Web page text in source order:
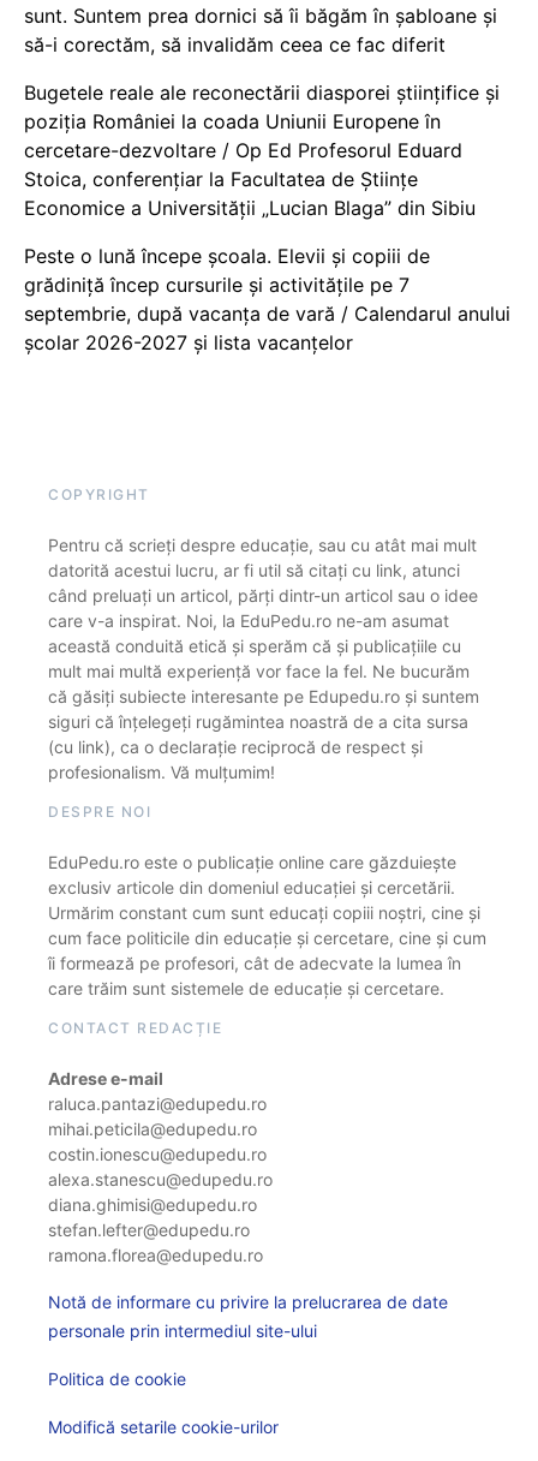
sunt. Suntem prea dornici să îi băgăm în șabloane și
să-i corectăm, să invalidăm ceea ce fac diferit
Bugetele reale ale reconectării diasporei științifice și
poziția României la coada Uniunii Europene în
cercetare-dezvoltare / Op Ed Profesorul Eduard
Stoica, conferențiar la Facultatea de Științe
Economice a Universității „Lucian Blaga” din Sibiu
Peste o lună începe școala. Elevii și copiii de
grădiniță încep cursurile și activitățile pe 7
septembrie, după vacanța de vară / Calendarul anului
școlar 2026-2027 și lista vacanțelor
COPYRIGHT
Pentru că scrieți despre educație, sau cu atât mai mult
datorită acestui lucru, ar fi util să citați cu link, atunci
când preluați un articol, părți dintr-un articol sau o idee
care v-a inspirat. Noi, la EduPedu.ro ne-am asumat
această conduită etică și sperăm că și publicațiile cu
mult mai multă experiență vor face la fel. Ne bucurăm
că găsiți subiecte interesante pe Edupedu.ro și suntem
siguri că înțelegeți rugămintea noastră de a cita sursa
(cu link), ca o declarație reciprocă de respect și
profesionalism. Vă mulțumim!
DESPRE NOI
EduPedu.ro este o publicație online care găzduiește
exclusiv articole din domeniul educației și cercetării.
Urmărim constant cum sunt educați copiii noștri, cine și
cum face politicile din educație și cercetare, cine și cum
îi formează pe profesori, cât de adecvate la lumea în
care trăim sunt sistemele de educație și cercetare.
CONTACT REDACȚIE
Adrese e-mail
raluca.pantazi@edupedu.ro
mihai.peticila@edupedu.ro
costin.ionescu@edupedu.ro
alexa.stanescu@edupedu.ro
diana.ghimisi@edupedu.ro
stefan.lefter@edupedu.ro
ramona.florea@edupedu.ro
Notă de informare cu privire la prelucrarea de date
personale prin intermediul site-ului
Politica de cookie
Modifică setarile cookie-urilor